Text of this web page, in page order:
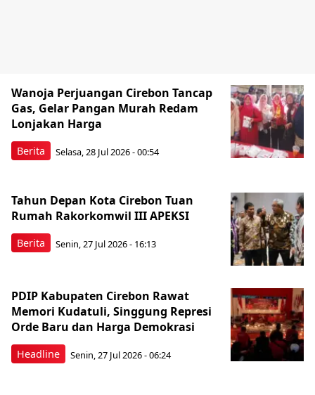
Berita
Wanoja Perjuangan Cirebon Tancap
Gas, Gelar Pangan Murah Redam
Lonjakan Harga
Selasa, 28 Jul 2026 - 00:54
Berita
Tahun Depan Kota Cirebon Tuan
Rumah Rakorkomwil III APEKSI
Senin, 27 Jul 2026 - 16:13
Headline
PDIP Kabupaten Cirebon Rawat
Memori Kudatuli, Singgung Represi
Orde Baru dan Harga Demokrasi
Senin, 27 Jul 2026 - 06:24